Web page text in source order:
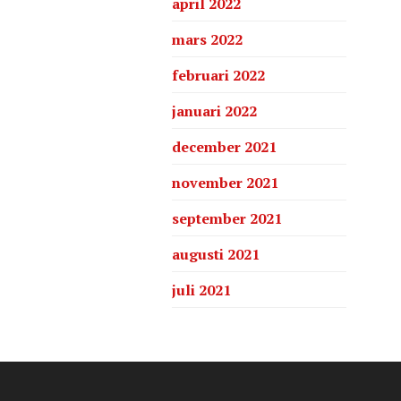
mars 2022
februari 2022
januari 2022
december 2021
november 2021
september 2021
augusti 2021
juli 2021